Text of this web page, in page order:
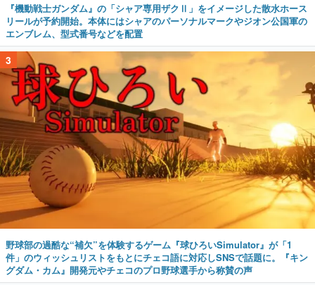
『機動戦士ガンダム』の「シャア専用ザクⅡ」をイメージした散水ホース
リールが予約開始。本体にはシャアのパーソナルマークやジオン公国軍の
エンブレム、型式番号などを配置
3
野球部の過酷な“補欠”を体験するゲーム『球ひろいSimulator』が「1
件」のウィッシュリストをもとにチェコ語に対応しSNSで話題に。『キン
グダム・カム』開発元やチェコのプロ野球選手から称賛の声